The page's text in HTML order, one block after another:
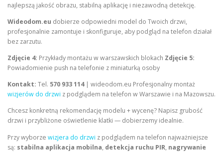
najlepszą jakość obrazu, stabilną aplikację i niezawodną detekcję.
Wideodom.eu dobierze odpowiedni model do Twoich drzwi,
profesjonalnie zamontuje i skonfiguruje, aby podgląd na telefon działał
bez zarzutu.
Zdjęcie 4: Przykłady montażu w warszawskich blokach Zdjęcie 5:
Powiadomienie push na telefonie z miniaturką osoby
Kontakt: Tel. 570 933 114| wideodom.eu Profesjonalny montaż
wizjerów do drzwi z podglądem na telefon w Warszawie i na Mazowszu.
Chcesz konkretną rekomendację modelu + wycenę? Napisz grubość
drzwi i przybliżone oświetlenie klatki — dobierzemy idealnie.
Przy wyborze wizjera do drzwi z podglądem na telefon najważniejsze
są: stabilna aplikacja mobilna, detekcja ruchu PIR, nagrywanie